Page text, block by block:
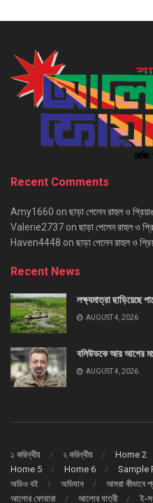
Recent Comments
Amy1660 on ছাড়া পেলেন রাহুল ও
Valerie2737 on ছাড়া পেলেন রাহুল ও
Haven4448 on ছাড়া পেলেন রাহুল ও
Recent News
লক্ষ্যমাত্রা ছাড়িয়েছে
AUGUST 4, 2026
বলিউডকে আর আগের
AUGUST 4, 2026
১ করিন্থীয় ২ করিন্থীয় Home 2
Home 5
Home 6 Sample
অডিও বই
অভিযান আমরা কীভাবে
আলোর ফোয়ারা
আলোর যাত্রী ই-